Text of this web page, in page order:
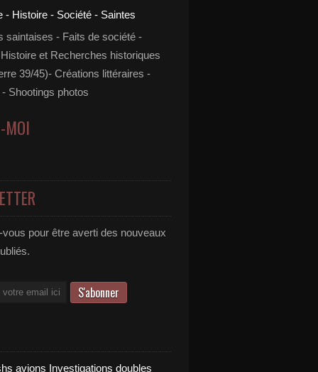
saintaises - Faits de société -
et Recherches historiques
39/45)- Créations littéraires -
Shootings photos
MOI
pour être averti des nouveaux
avions Investigations doubles